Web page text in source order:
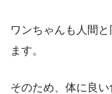
ワンちゃんも人間
ます。
そのため、体に良い